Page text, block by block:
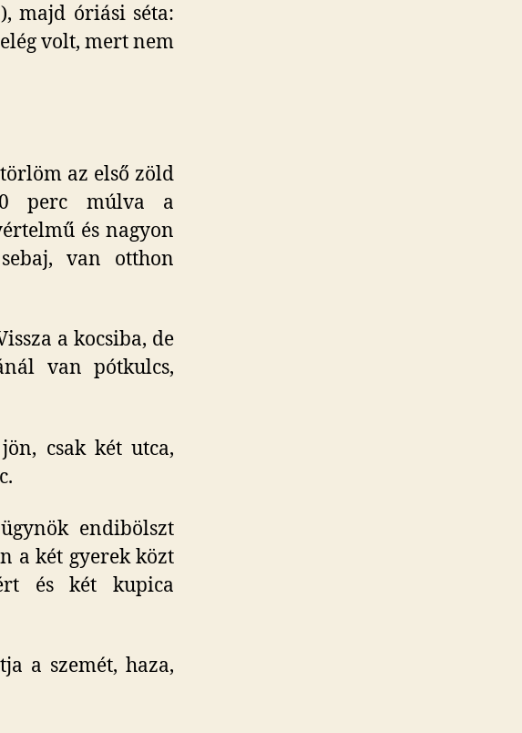
majd óriási séta:
volt, mert nem
az első zöld
perc múlva a
és nagyon
van otthon
a kocsiba, de
van pótkulcs,
csak két utca,
endibölszt
a két gyerek közt
és két kupica
a szemét, haza,